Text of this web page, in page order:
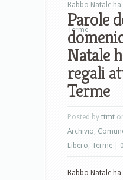
Babbo Natale
Terme
Parole
Natale
regali
Terme
Posted by ttmt
Archivio,
Libero, Terme
Babbo Natale